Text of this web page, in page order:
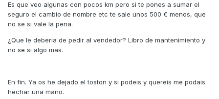
Es que veo algunas con pocos km pero si te pones a sumar el
seguro el cambio de nombre etc te sale unos 500 € menos, que
no se si vale la pena.
¿Que le deberia de pedir al vendedor? Libro de mantenimiento y
no se si algo mas.
En fin. Ya os he dejado el toston y si podeis y quereis me podais
hechar una mano.